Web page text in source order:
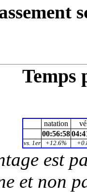
Temps
natation
00:56:58
vs. 1er +12.6%
est
et non